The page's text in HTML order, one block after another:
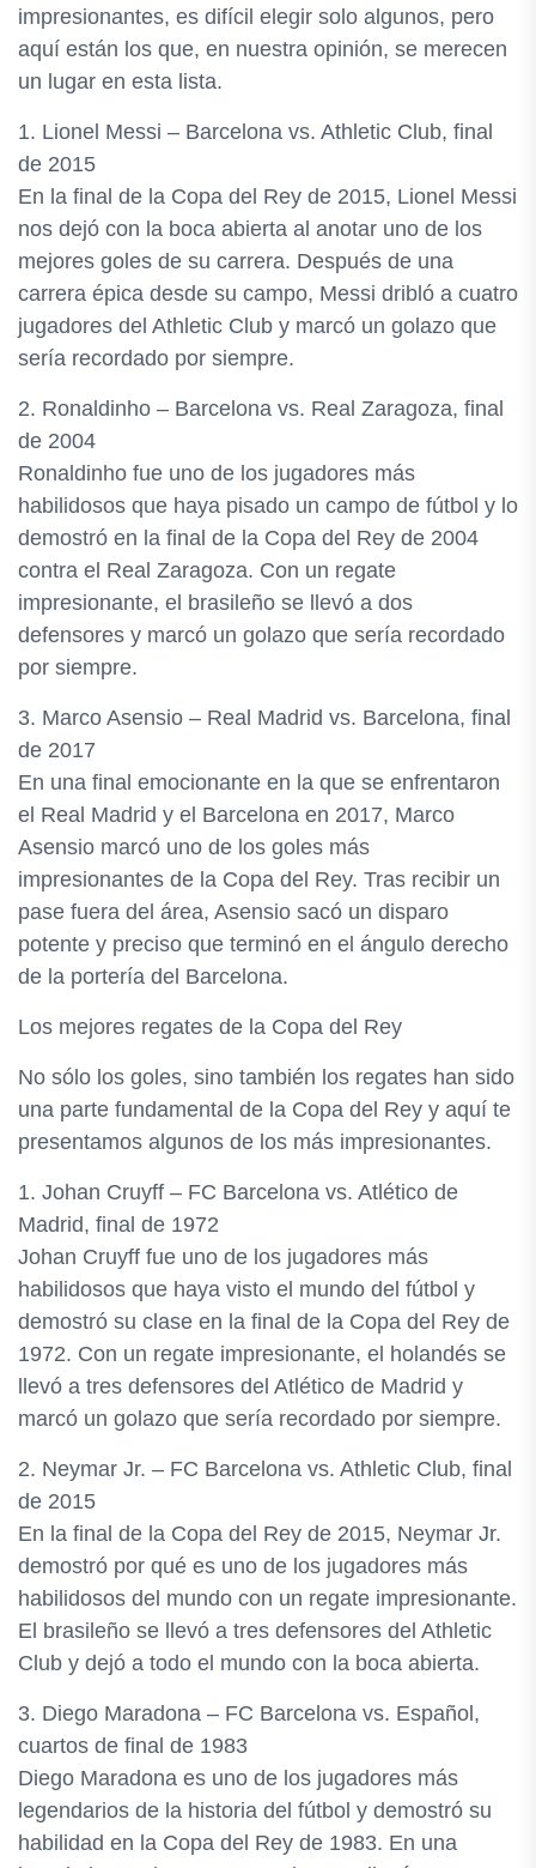
impresionantes, es difícil elegir solo algunos, pero
aquí están los que, en nuestra opinión, se merecen
un lugar en esta lista.
1. Lionel Messi – Barcelona vs. Athletic Club, final
de 2015
En la final de la Copa del Rey de 2015, Lionel Messi
nos dejó con la boca abierta al anotar uno de los
mejores goles de su carrera. Después de una
carrera épica desde su campo, Messi dribló a cuatro
jugadores del Athletic Club y marcó un golazo que
sería recordado por siempre.
2. Ronaldinho – Barcelona vs. Real Zaragoza, final
de 2004
Ronaldinho fue uno de los jugadores más
habilidosos que haya pisado un campo de fútbol y lo
demostró en la final de la Copa del Rey de 2004
contra el Real Zaragoza. Con un regate
impresionante, el brasileño se llevó a dos
defensores y marcó un golazo que sería recordado
por siempre.
3. Marco Asensio – Real Madrid vs. Barcelona, final
de 2017
En una final emocionante en la que se enfrentaron
el Real Madrid y el Barcelona en 2017, Marco
Asensio marcó uno de los goles más
impresionantes de la Copa del Rey. Tras recibir un
pase fuera del área, Asensio sacó un disparo
potente y preciso que terminó en el ángulo derecho
de la portería del Barcelona.
Los mejores regates de la Copa del Rey
No sólo los goles, sino también los regates han sido
una parte fundamental de la Copa del Rey y aquí te
presentamos algunos de los más impresionantes.
1. Johan Cruyff – FC Barcelona vs. Atlético de
Madrid, final de 1972
Johan Cruyff fue uno de los jugadores más
habilidosos que haya visto el mundo del fútbol y
demostró su clase en la final de la Copa del Rey de
1972. Con un regate impresionante, el holandés se
llevó a tres defensores del Atlético de Madrid y
marcó un golazo que sería recordado por siempre.
2. Neymar Jr. – FC Barcelona vs. Athletic Club, final
de 2015
En la final de la Copa del Rey de 2015, Neymar Jr.
demostró por qué es uno de los jugadores más
habilidosos del mundo con un regate impresionante.
El brasileño se llevó a tres defensores del Athletic
Club y dejó a todo el mundo con la boca abierta.
3. Diego Maradona – FC Barcelona vs. Español,
cuartos de final de 1983
Diego Maradona es uno de los jugadores más
legendarios de la historia del fútbol y demostró su
habilidad en la Copa del Rey de 1983. En una